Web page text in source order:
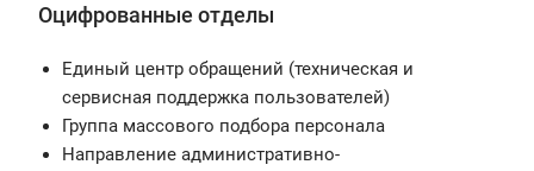
Оцифрованные отделы
Единый центр обращений (техническая и
сервисная поддержка пользователей)
Группа массового подбора персонала
Направление административно-